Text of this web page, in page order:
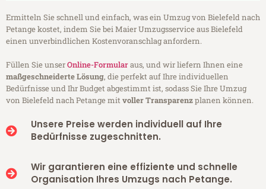
Ermitteln Sie schnell und einfach, was ein Umzug von Bielefeld nach
Petange kostet, indem Sie bei Maier Umzugsservice aus Bielefeld
einen unverbindlichen Kostenvoranschlag anfordern.
Füllen Sie unserOnline-Formularaus, und wir liefern Ihnen eine
maßgeschneiderte Lösung, die perfekt auf Ihre individuellen
Bedürfnisse und Ihr Budget abgestimmt ist, sodass Sie Ihre Umzug
von Bielefeld nach Petange mitvoller Transparenzplanen können.
Unsere Preise werden individuell auf Ihre
Bedürfnisse zugeschnitten.
Wir garantieren eine effiziente und schnelle
Organisation Ihres Umzugs nach Petange.